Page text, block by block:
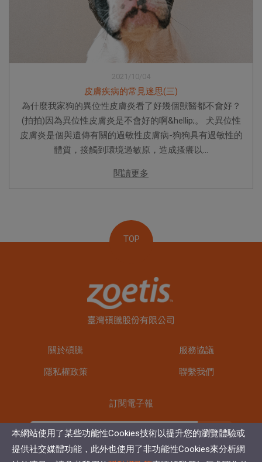
2021/10/04
皮膚疾病的常見迷思(三)
為什麼我家狗的異位性皮膚炎看了好幾個獸醫都不會好？
(拍拍)因為異位性皮膚炎是不會好的啊&hellip;。 犬異位性
皮膚炎是個與遺傳有關的過敏性皮膚病-狗狗具有過敏性的
體質，接觸到環境過敏原，造成搔癢以...
閱讀更多
TOP
關於碩騰 服務協議
隱私權政策 聯繫我們
訂閱電子報
訂閱
本網站使用了某些功能性Cookies技術以提升您的瀏覽體驗或
提供社交媒體功能，此外也使用了非功能性Cookies來分析網